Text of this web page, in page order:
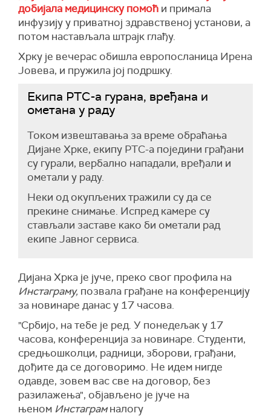
добијала медицинску помоћ и примала
инфузију у приватној здравственој установи, а
потом настављала штрајк глађу.
Хрку је вечерас обишла европосланица Ирена
Јовева, и пружила јој подршку.
Екипа РТС-а гурана, вређана и
ометана у раду
Током извештавања за време обраћања
Дијане Хрке, екипу РТС-а поједини грађани
су гурали, вербално нападали, вређали и
ометали у раду.
Неки од окупљених тражили су да се
прекине снимање. Испред камере су
стављали заставе како би ометали рад
екипе Јавног сервиса.
Дијана Хрка је јуче, преко свог профила на
Инстаграму, позвала грађане на конференцију
за новинаре данас у 17 часова.
"Србијо, на тебе је ред. У понедељак у 17
часова, конференција за новинаре. Студенти,
средњошколци, радници, зборови, грађани,
дођите да се договоримо. Не идем нигде
одавде, зовем вас све на договор, без
разилажења", објављено је јуче на
њеном Инстаграмналогу